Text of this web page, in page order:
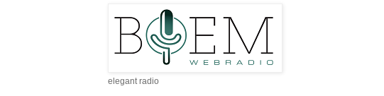
elegant radio